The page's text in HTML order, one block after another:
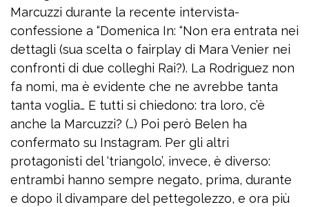
Marcuzzi durante la recente intervista-
confessione a “Domenica In: “Non era entrata nei
dettagli (sua scelta o fairplay di Mara Venier nei
confronti di due colleghi Rai?). La Rodriguez non
fa nomi, ma è evidente che ne avrebbe tanta
tanta voglia… E tutti si chiedono: tra loro, c’è
anche la Marcuzzi? (…) Poi però Belen ha
confermato su Instagram. Per gli altri
protagonisti del ‘triangolo’, invece, è diverso:
entrambi hanno sempre negato, prima, durante
e dopo il divampare del pettegolezzo, e ora più